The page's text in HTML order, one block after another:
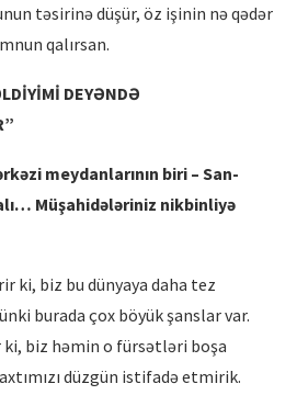
təsirinə düşür, öz işinin nə qədər
qalırsan.
DEYƏNDƏ
meydanlarının biri – San-
Müşahidələriniz nikbinliyə
ki, biz bu dünyaya daha tez
burada çox böyük şanslar var.
ki, biz həmin o fürsətləri boşa
düzgün istifadə etmirik.